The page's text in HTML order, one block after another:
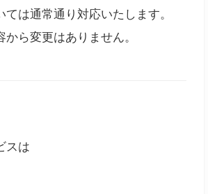
は通常通り対応いたします。
ら変更はありません。
スは